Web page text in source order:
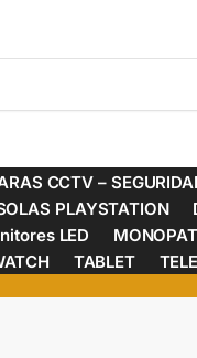
CCTV –
PLAYSTATION
LED
TABLET